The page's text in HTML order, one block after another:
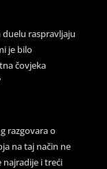
raspravljaju
je bilo
čovjeka
razgovara o
na taj način ne
najradije i treći